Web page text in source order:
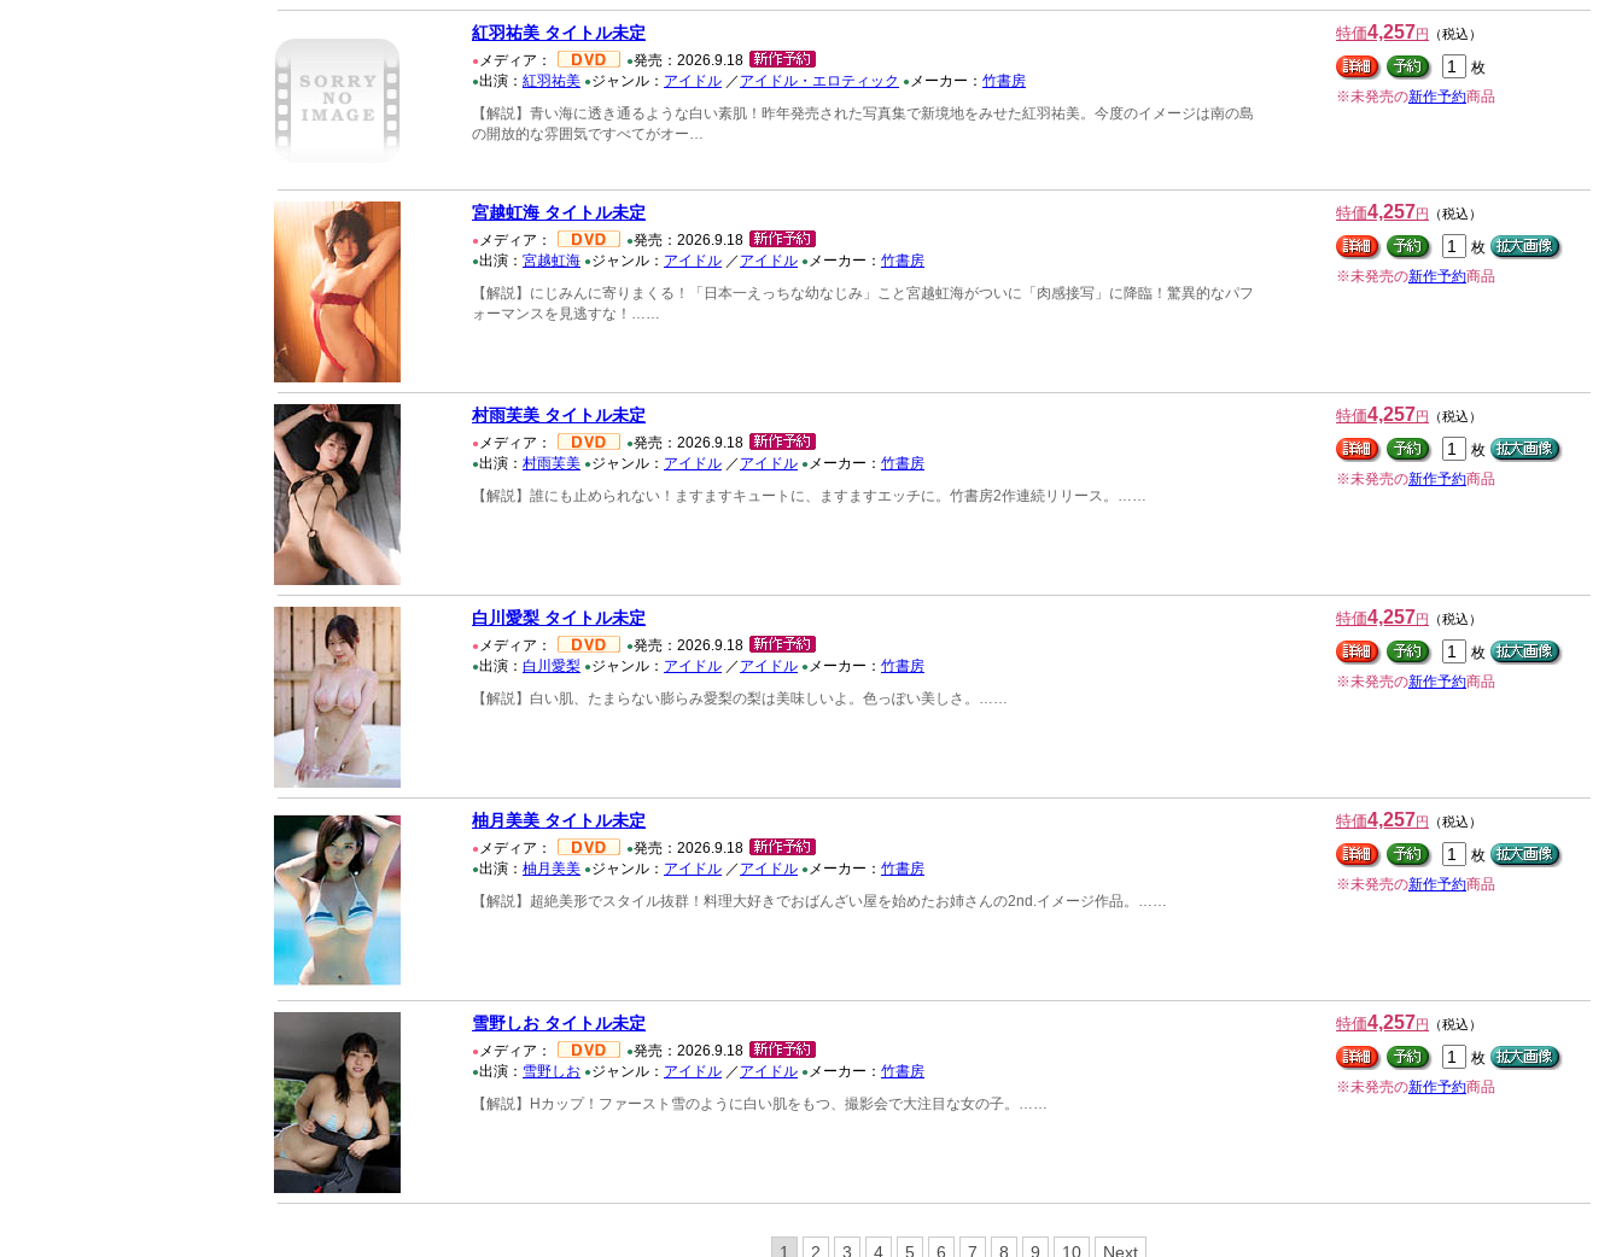
紅羽祐美 タイトル未定
● メディア： ●発売：2026.9.18
●出演： 紅羽祐美 ●ジャンル： アイドル ／ アイドル・エロティック ● メーカー： 竹書房
【解説】青い海に透き通るような白い素肌！昨年発売された写真集で新境地をみせた紅羽祐美。今度のイメージは南の島
の開放的な雰囲気ですべてがオー…
特価4,257円 （税込）
枚
※未発売の新作予約商品
宮越虹海 タイトル未定
● メディア： ●発売：2026.9.18
●出演： 宮越虹海 ●ジャンル： アイドル ／ アイドル ● メーカー： 竹書房
【解説】にじみんに寄りまくる！「日本一えっちな幼なじみ」こと宮越虹海がついに「肉感接写」に降臨！驚異的なパフ
ォーマンスを見逃すな！……
特価4,257円 （税込）
枚
※未発売の新作予約商品
村雨芙美 タイトル未定
● メディア： ●発売：2026.9.18
●出演： 村雨芙美 ●ジャンル： アイドル ／ アイドル ● メーカー： 竹書房
【解説】誰にも止められない！ますますキュートに、ますますエッチに。竹書房2作連続リリース。……
特価4,257円 （税込）
枚
※未発売の新作予約商品
白川愛梨 タイトル未定
● メディア： ●発売：2026.9.18
●出演： 白川愛梨 ●ジャンル： アイドル ／ アイドル ● メーカー： 竹書房
【解説】白い肌、たまらない膨らみ愛梨の梨は美味しいよ。色っぽい美しさ。……
特価4,257円 （税込）
枚
※未発売の新作予約商品
柚月美美 タイトル未定
● メディア： ●発売：2026.9.18
●出演： 柚月美美 ●ジャンル： アイドル ／ アイドル ● メーカー： 竹書房
【解説】超絶美形でスタイル抜群！料理大好きでおばんざい屋を始めたお姉さんの2nd.イメージ作品。……
特価4,257円 （税込）
枚
※未発売の新作予約商品
雪野しお タイトル未定
● メディア： ●発売：2026.9.18
●出演： 雪野しお ●ジャンル： アイドル ／ アイドル ● メーカー： 竹書房
【解説】Hカップ！ファースト雪のように白い肌をもつ、撮影会で大注目な女の子。……
特価4,257円 （税込）
枚
※未発売の新作予約商品
1 2 3 4 5 6 7 8 9 10 Next